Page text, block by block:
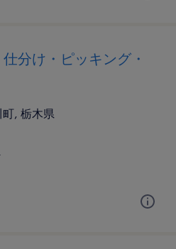
分け・ピッキング・
, 栃木県